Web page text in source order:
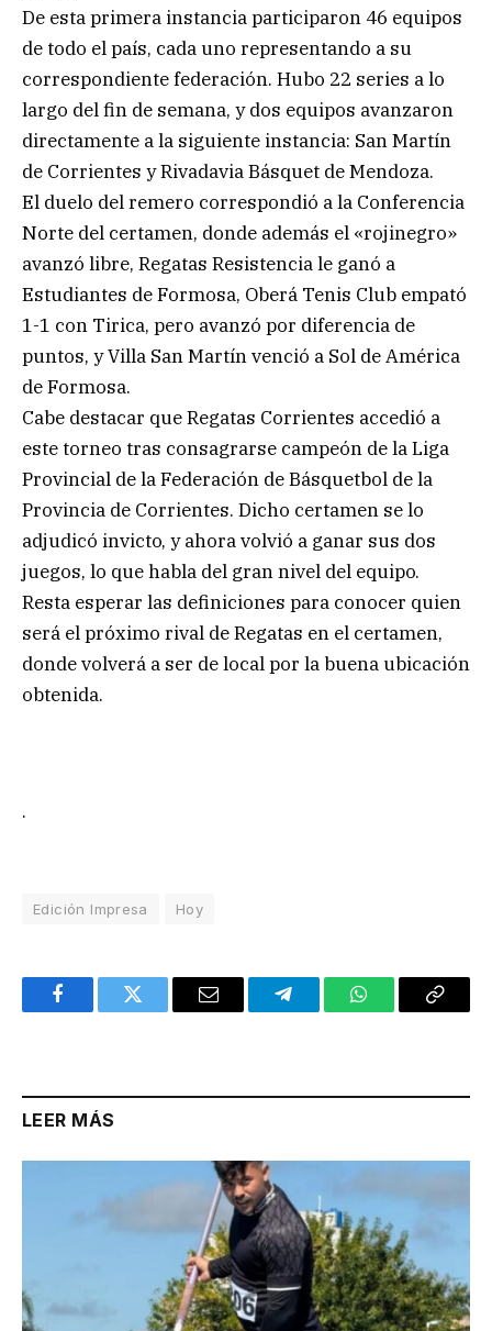
De esta primera instancia participaron 46 equipos
de todo el país, cada uno representando a su
correspondiente federación. Hubo 22 series a lo
largo del fin de semana, y dos equipos avanzaron
directamente a la siguiente instancia: San Martín
de Corrientes y Rivadavia Básquet de Mendoza.
El duelo del remero correspondió a la Conferencia
Norte del certamen, donde además el «rojinegro»
avanzó libre, Regatas Resistencia le ganó a
Estudiantes de Formosa, Oberá Tenis Club empató
1-1 con Tirica, pero avanzó por diferencia de
puntos, y Villa San Martín venció a Sol de América
de Formosa.
Cabe destacar que Regatas Corrientes accedió a
este torneo tras consagrarse campeón de la Liga
Provincial de la Federación de Básquetbol de la
Provincia de Corrientes. Dicho certamen se lo
adjudicó invicto, y ahora volvió a ganar sus dos
juegos, lo que habla del gran nivel del equipo.
Resta esperar las definiciones para conocer quien
será el próximo rival de Regatas en el certamen,
donde volverá a ser de local por la buena ubicación
obtenida.
.
Edición Impresa Hoy
FacebookTwitter Email TelegramWhatsAppCopy
LEER MÁS